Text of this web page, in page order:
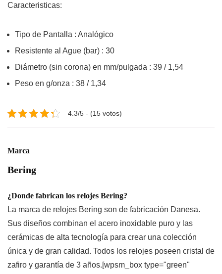
Caracteristicas:
Tipo de Pantalla : Analógico
Resistente al Ague (bar) : 30
Diámetro (sin corona) en mm/pulgada : 39 / 1,54
Peso en g/onza : 38 / 1,34
4.3/5 - (15 votos)
Marca
Bering
¿Donde fabrican los relojes Bering?
La marca de relojes Bering son de fabricación Danesa.
Sus diseños combinan el acero inoxidable puro y las
cerámicas de alta tecnología para crear una colección
única y de gran calidad. Todos los relojes poseen cristal de
zafiro y garantía de 3 años.[wpsm_box type="green"